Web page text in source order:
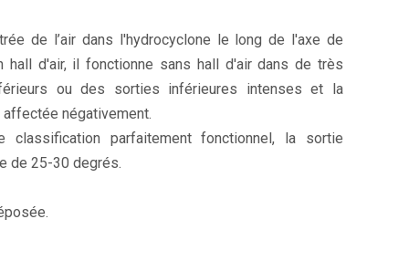
de l’air dans l'hydrocyclone le long de l'axe de
d'air, il fonctionne sans hall d'air dans de très
ou des sorties inférieures intenses et la
négativement.
classification parfaitement fonctionnel, la sortie
de 25-30 degrés.